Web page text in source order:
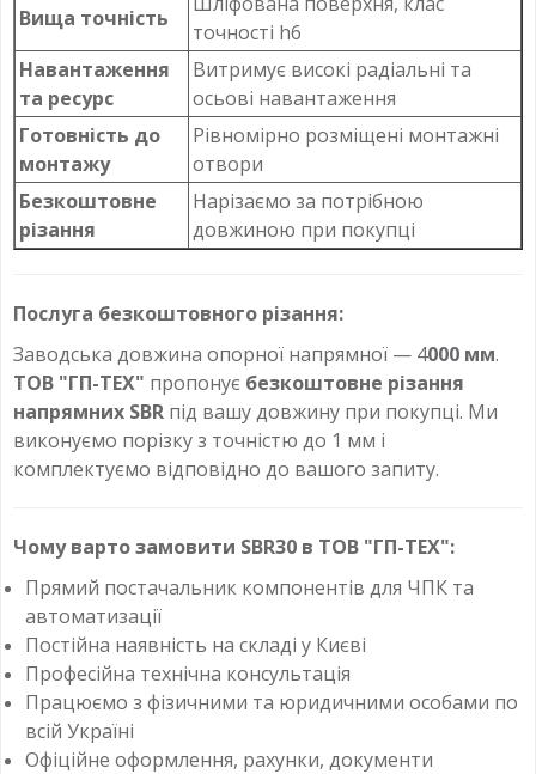
Вища точність
точності h6
Навантаження
та ресурс
Витримує високі радіальні та
осьові навантаження
Готовність до
монтажу
Рівномірно розміщені монтажні
отвори
Безкоштовне
різання
Нарізаємо за потрібною
довжиною при покупці
Послуга безкоштовного різання:
Заводська довжина опорної напрямної — 4000 мм.
ТОВ "ГП-ТЕХ" пропонує безкоштовне різання
напрямних SBR під вашу довжину при покупці. Ми
виконуємо порізку з точністю до 1 мм і
комплектуємо відповідно до вашого запиту.
Чому варто замовити SBR30 в ТОВ "ГП-ТЕХ":
Прямий постачальник компонентів для ЧПК та
автоматизації
Постійна наявність на складі у Києві
Професійна технічна консультація
Працюємо з фізичними та юридичними особами по
всій Україні
Офіційне оформлення, рахунки, документи